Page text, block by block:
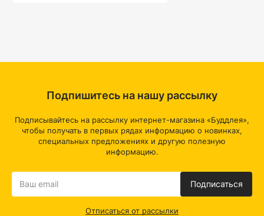
Подпишитесь на нашу рассылку
Подписывайтесь на рассылку интернет-магазина «Буддлея»,
чтобы получать в первых рядах информацию о новинках,
специальных предложениях и другую полезную
информацию.
Подписаться
Отписаться от рассылки